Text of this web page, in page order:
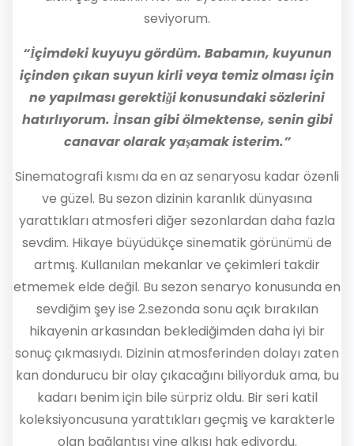
seviyorum.
“İçimdeki kuyuyu gördüm. Babamın, kuyunun
içinden çıkan suyun kirli veya temiz olması için
ne yapılması gerektiği konusundaki sözlerini
hatırlıyorum. İnsan gibi ölmektense, senin gibi
canavar olarak yaşamak isterim.”
Sinematografi kısmı da en az senaryosu kadar özenli
ve güzel. Bu sezon dizinin karanlık dünyasına
yarattıkları atmosferi diğer sezonlardan daha fazla
sevdim. Hikaye büyüdükçe sinematik görünümü de
artmış. Kullanılan mekanlar ve çekimleri takdir
etmemek elde değil. Bu sezon senaryo konusunda en
sevdiğim şey ise 2.sezonda sonu açık bırakılan
hikayenin arkasından beklediğimden daha iyi bir
sonuç çıkmasıydı. Dizinin atmosferinden dolayı zaten
kan dondurucu bir olay çıkacağını biliyorduk ama, bu
kadarı benim için bile sürpriz oldu. Bir seri katil
koleksiyoncusuna yarattıkları geçmiş ve karakterle
olan bağlantısı yine alkışı hak ediyordu.